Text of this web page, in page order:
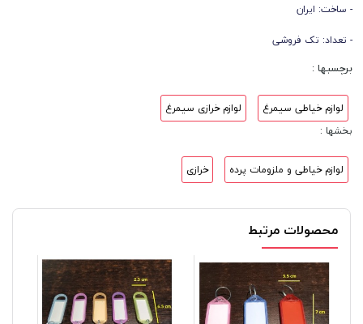
- ساخت: ایران
- تعداد: تک فروشی
برچسبها :
لوازم خیاطی سیمرغ
لوازم خرازی سیمرغ
بخشها :
لوازم خیاطی و ملزومات پرده خرازی
محصولات مرتبط